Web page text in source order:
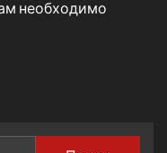
необходимо